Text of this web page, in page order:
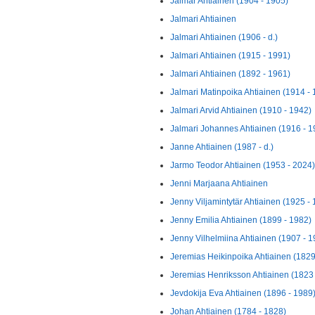
Jalmari Ahtiainen
Jalmari Ahtiainen (1906 - d.)
Jalmari Ahtiainen (1915 - 1991)
Jalmari Ahtiainen (1892 - 1961)
Jalmari Matinpoika Ahtiainen (1914 -
Jalmari Arvid Ahtiainen (1910 - 1942)
Jalmari Johannes Ahtiainen (1916 -
Janne Ahtiainen (1987 - d.)
Jarmo Teodor Ahtiainen (1953 - 2024)
Jenni Marjaana Ahtiainen
Jenny Viljamintytär Ahtiainen (1925 -
Jenny Emilia Ahtiainen (1899 - 1982)
Jenny Vilhelmiina Ahtiainen (1907 -
Jeremias Heikinpoika Ahtiainen
Jeremias Henriksson Ahtiainen
Jevdokija Eva Ahtiainen (1896 - 1989)
Johan Ahtiainen (1784 - 1828)